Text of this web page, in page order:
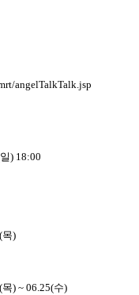
angelTalkTalk.jsp
) 18:00
목)
) ~ 06.25(수)